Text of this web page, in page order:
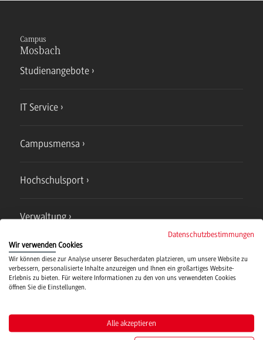
Campus
Mosbach
Studienangebote
IT Service
Campusmensa
Hochschulsport
Verwaltung
Campus
Datenschutzbestimmungen
Wir verwenden Cookies
Wir können diese zur Analyse unserer Besucherdaten platzieren, um unsere Website zu
verbessern, personalisierte Inhalte anzuzeigen und Ihnen ein großartiges Website-
Erlebnis zu bieten. Für weitere Informationen zu den von uns verwendeten Cookies
öffnen Sie die Einstellungen.
Alle akzeptieren